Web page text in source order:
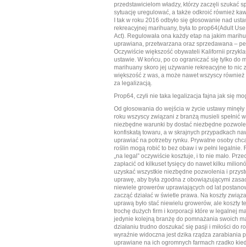
przedstawicielom władzy, którzy zaczęli szukać
sytuację uregulować, a także odkroić również
I tak w roku 2016 odbyło się głosowanie nad
rekreacyjnej marihuany, była to prop64(Adult
Act). Regulowała ona każdy etap na jakim
uprawiana, przetwarzana oraz sprzedawana –
Oczywiście większość obywateli Kalifornii
ustawie. W końcu, po co ograniczać się tylko do
marihuany skoro jej używanie rekreacyjne to nic
większość z was, a może nawet wszyscy również
za legalizacją.
Prop64, czyli nie taka legalizacja fajna jak się
Od głosowania do wejścia w życie ustawy
roku wszyscy związani z branżą musieli spełnić
niezbędne warunki by dostać niezbędne
konfiskatą towaru, a w skrajnych przypadkach
uprawiać na potrzeby rynku. Prywatne osoby
roślin mogą robić to bez obaw i w pełni legalnie.
„na legal” oczywiście kosztuje, i to nie mało.
zapłacić od kilkuset tysięcy do nawet kilku
uzyskać wszystkie niezbędne pozwolenia i
uprawę, aby była zgodna z obowiązującymi
niewiele growerów uprawiających od lat
zacząć działać w świetle prawa. Na koszty
uprawą było stać niewielu growerów, ale koszty
trochę dużych firm i korporacji które w legalnej
jedynie kolejną branżę do pomnażania swoich
działaniu trudno doszukać się pasji i miłości do
wyraźnie widoczna jest dzika rządza zarabiania
uprawiane na ich ogromnych farmach rzadko